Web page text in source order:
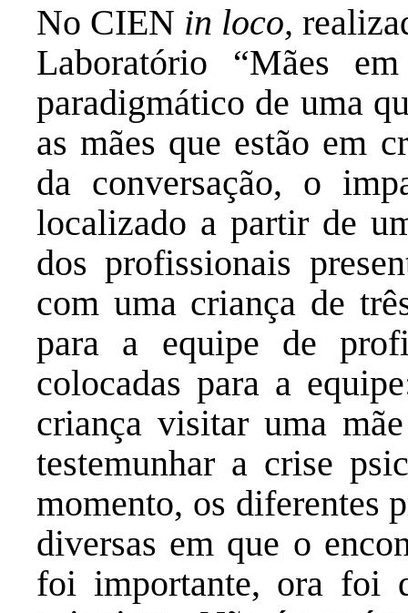
No CIEN in loco,
Laboratório “Mães
paradigmático de uma
as mães que estão em
da conversação, o
localizado a partir de
dos profissionais
com uma criança de
para a equipe de
colocadas para a
criança visitar uma
testemunhar a crise
momento, os diferentes
diversas em que o
foi importante, ora foi